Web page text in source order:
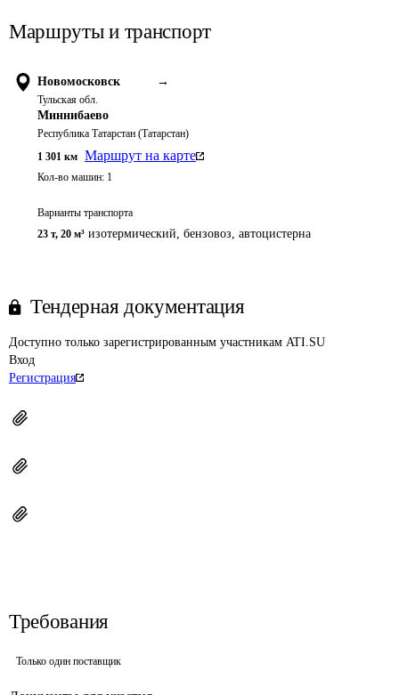
Маршруты и транспорт
Новомосковск →
Тульская обл.
Миннибаево
Республика Татарстан (Татарстан)
1 301 км Маршрут на карте
Кол-во машин: 1
Варианты транспорта
23 т, 20 м³ изотермический, бензовоз, автоцистерна
Тендерная документация
Доступно только зарегистрированным участникам ATI.SU
Вход
Регистрация
Требования
Только один поставщик